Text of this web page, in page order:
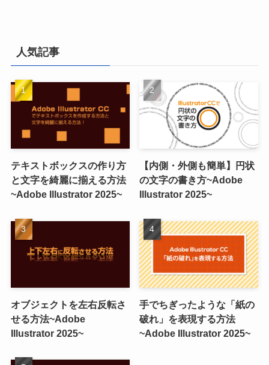
人気記事
テキストボックスの作り方
と文字を綺麗に揃える方法
~Adobe Illustrator 2025~
【内側・外側も簡単】円状
の文字の書き方~Adobe
Illustrator 2025~
オブジェクトを左右反転さ
せる方法~Adobe
Illustrator 2025~
手でちぎったような「紙の
破れ」を表現する方法
~Adobe Illustrator 2025~